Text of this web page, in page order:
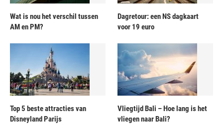
Wat is nou het verschil tussen
AM en PM?
Dagretour: een NS dagkaart
voor 19 euro
Top 5 beste attracties van
Disneyland Parijs
Vliegtijd Bali – Hoe lang is het
vliegen naar Bali?